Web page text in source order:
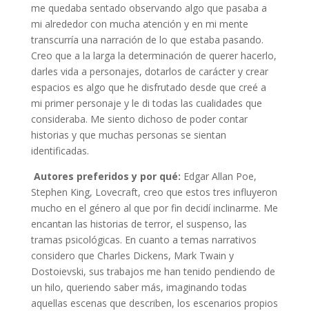
me quedaba sentado observando algo que pasaba a
mi alrededor con mucha atención y en mi mente
transcurría una narración de lo que estaba pasando.
Creo que a la larga la determinación de querer hacerlo,
darles vida a personajes, dotarlos de carácter y crear
espacios es algo que he disfrutado desde que creé a
mi primer personaje y le di todas las cualidades que
consideraba. Me siento dichoso de poder contar
historias y que muchas personas se sientan
identificadas.
Autores preferidos y por qué: Edgar Allan Poe,
Stephen King, Lovecraft, creo que estos tres influyeron
mucho en el género al que por fin decidí inclinarme. Me
encantan las historias de terror, el suspenso, las
tramas psicológicas. En cuanto a temas narrativos
considero que Charles Dickens, Mark Twain y
Dostoievski, sus trabajos me han tenido pendiendo de
un hilo, queriendo saber más, imaginando todas
aquellas escenas que describen, los escenarios propios